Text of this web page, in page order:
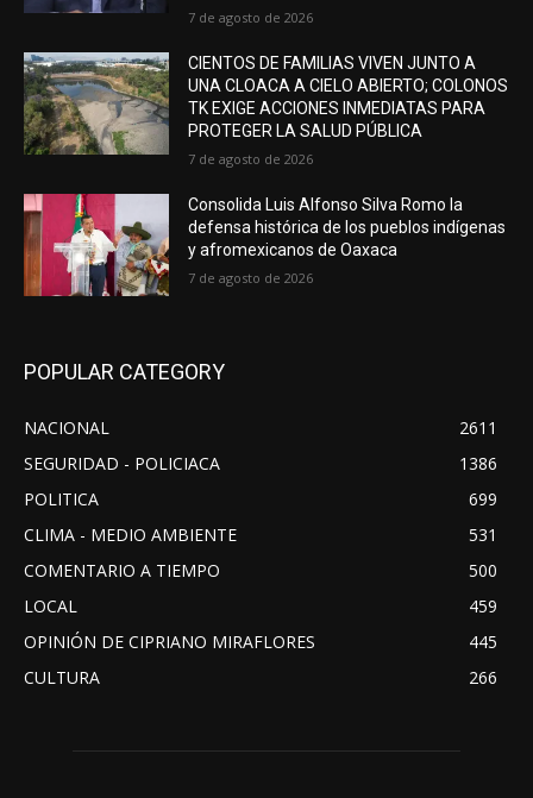
7 de agosto de 2026
CIENTOS DE FAMILIAS VIVEN JUNTO A
UNA CLOACA A CIELO ABIERTO; COLONOS
TK EXIGE ACCIONES INMEDIATAS PARA
PROTEGER LA SALUD PÚBLICA
7 de agosto de 2026
Consolida Luis Alfonso Silva Romo la
defensa histórica de los pueblos indígenas
y afromexicanos de Oaxaca
7 de agosto de 2026
POPULAR CATEGORY
NACIONAL
2611
SEGURIDAD - POLICIACA
1386
POLITICA
699
CLIMA - MEDIO AMBIENTE
531
COMENTARIO A TIEMPO
500
LOCAL
459
OPINIÓN DE CIPRIANO MIRAFLORES
445
CULTURA
266